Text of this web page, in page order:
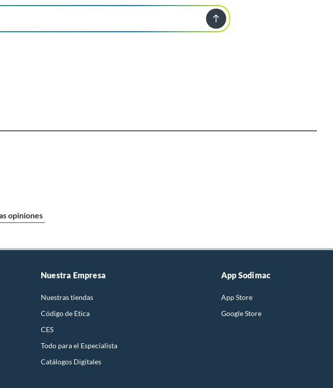
opiniones
Nuestra Empresa
Nuestras tiendas
Código de Etica
CES
Todo para el Especialista
Catálogos Digitales
App Sodimac
App Store
Google Store